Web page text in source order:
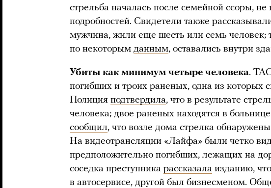
стрельба началась после семейной ссоры,
подробностей. Свидетели также
мужчина, жили еще шесть или семь человек;
по некоторым данным, оставались внутри
Убиты как минимум четыре человека.
погибших и троих раненых, одна из которых
Полиция подтвердила, что в результате
человека; двое раненых находятся в
сообщил, что возле дома стрелка
На видеотрансляции «Лайфа» были четко
предположительно погибших, лежащих на
соседка преступника рассказала изданию,
в автосервисе, другой был бизнесменом.